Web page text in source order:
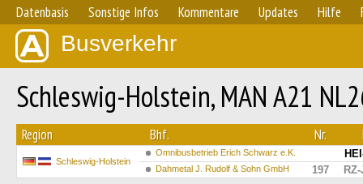
Datenbasis Sonstige Infos Kommentare Updates Hilfe
Busverkehr
Schleswig-Holstein, MAN A21
Region Bhf. Nr.
Schleswig-Holstein
Omnibusbetrieb Erich Schwarz e.K.
Dahmetal J. Rudolf & Sohn GmbH 197